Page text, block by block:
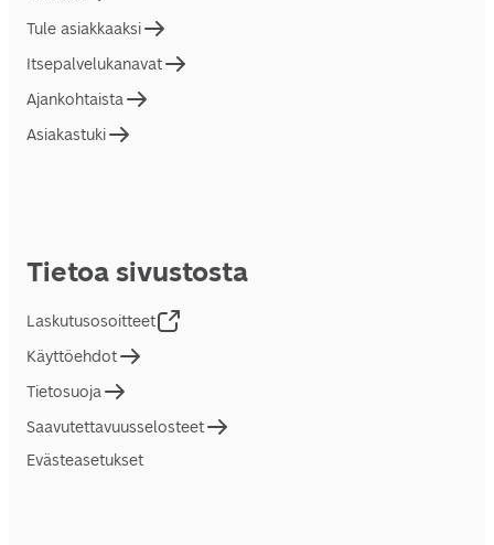
Tule asiakkaaksi
Itsepalvelukanavat
Ajankohtaista
Asiakastuki
Tietoa sivustosta
Laskutusosoitteet
Käyttöehdot
Tietosuoja
Saavutettavuusselosteet
Evästeasetukset